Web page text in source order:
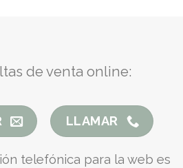
de venta online:
LLAMAR
telefónica para la web es